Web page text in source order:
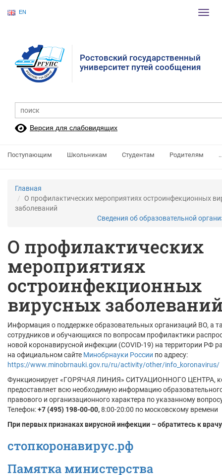
EN
Ростовский государственный
университет путей сообщения
Версия для слабовидящих
Поступающим Школьникам Студентам Родителям
Главная
О профилактических мероприятиях остроинфекционных
заболеваний
Сведения об образовательной
О профилактических
мероприятиях
остроинфекционных
вирусных
Информация о поддержке образовательных организаций ВО, а
сотрудников и обучающихся по вопросам профилактики
новой коронавирусной инфекции (COVID-19) на территории РФ
на официальном сайте Минобрнауки России по адресу:
https://www.minobrnauki.gov.ru/ru/activity/other/info_koronavirus/
Функционирует «ГОРЯЧАЯ ЛИНИЯ» СИТУАЦИОННОГО ЦЕНТРА,
предоставляет всю необходимую информацию
правового и организационного характера по указанному
Телефон:+7 (495) 198-00-00,8:00-20:00 по московскому времени
При первых признаках вирусной инфекции – обратитесь к
стопкоронавирус.рф
Памятка министерства